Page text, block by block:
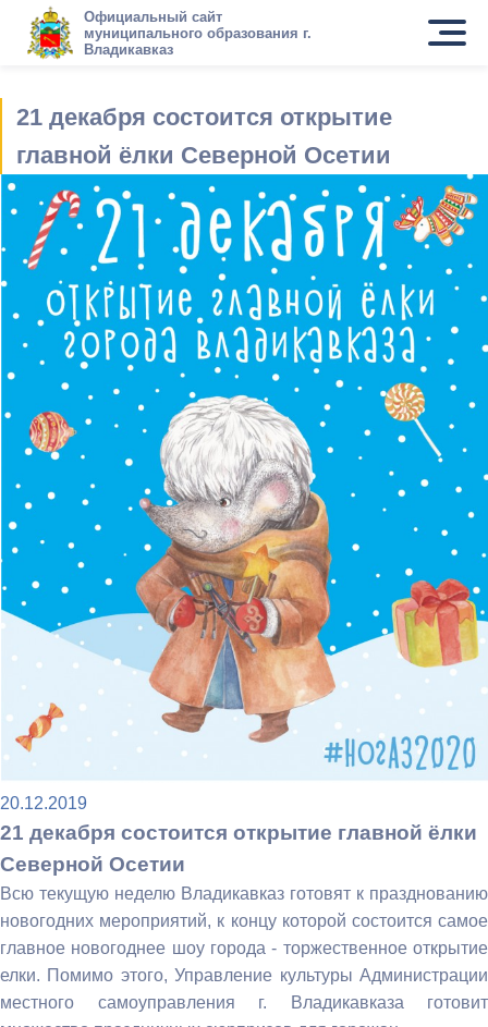
Официальный сайт
муниципального образования г.
Владикавказ
21 декабря состоится открытие
главной ёлки Северной Осетии
20.12.2019
21 декабря состоится открытие главной ёлки
Северной Осетии
Всю текущую неделю Владикавказ готовят к празднованию
новогодних мероприятий, к концу которой состоится самое
главное новогоднее шоу города - торжественное открытие
елки. Помимо этого, Управление культуры Администрации
местного самоуправления г. Владикавказа готовит